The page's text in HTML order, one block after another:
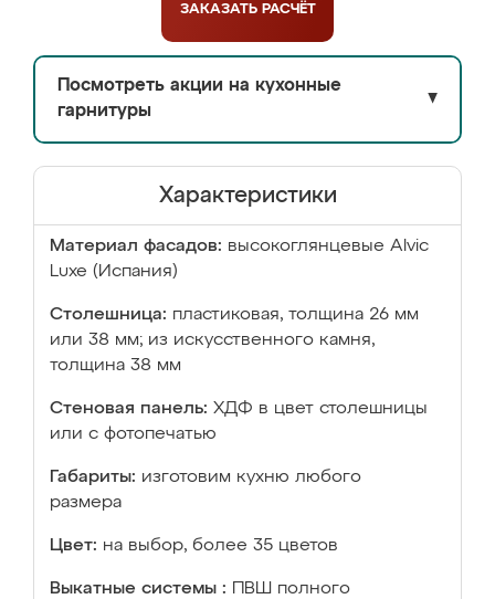
ЗАКАЗАТЬ РАСЧЁТ
Посмотреть акции на кухонные
гарнитуры
▼
Характеристики
Материал фасадов: высокоглянцевые Аlvic
Luxe (Испания)
Столешница: пластиковая, толщина 26 мм
или 38 мм; из искусственного камня,
толщина 38 мм
Стеновая панель: ХДФ в цвет столешницы
или с фотопечатью
Габариты: изготовим кухню любого
размера
Цвет: на выбор, более 35 цветов
Выкатные системы :
ПВШ полного